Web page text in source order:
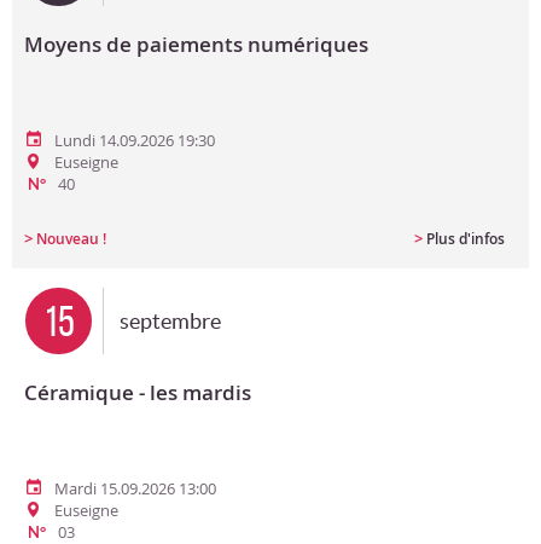
Moyens de paiements numériques
Lundi 14.09.2026 19:30
Euseigne
N° 40
> Nouveau ! > Plus d'infos
15 septembre
Céramique - les mardis
Mardi 15.09.2026 13:00
Euseigne
N° 03